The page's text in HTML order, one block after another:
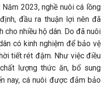
2023, nghề nuôi cá lồng
đầu ra thuận lợi nên đã
cho nhiều hộ dân. Do đã nuôi
có kinh nghiệm để bảo vệ
tiết rét đậm. Như việc điều
lượng thức ăn, bổ sung
nay, cá nuôi được đảm bảo